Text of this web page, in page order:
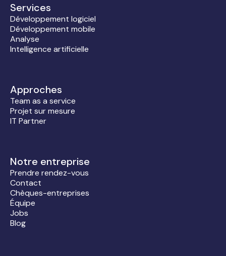
Services
Développement logiciel
Développement mobile
Analyse
Intelligence artificielle
Approches
Team as a service
Projet sur mesure
IT Partner
Notre entreprise
Prendre rendez-vous
Contact
Chèques-entreprises
Équipe
Jobs
Blog